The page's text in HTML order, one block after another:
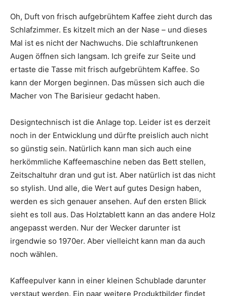
Oh, Duft von frisch aufgebrühtem Kaffee zieht durch das
Schlafzimmer. Es kitzelt mich an der Nase – und dieses
Mal ist es nicht der Nachwuchs. Die schlaftrunkenen
Augen öffnen sich langsam. Ich greife zur Seite und
ertaste die Tasse mit frisch aufgebrühtem Kaffee. So
kann der Morgen beginnen. Das müssen sich auch die
Macher von The Barisieur gedacht haben.
Designtechnisch ist die Anlage top. Leider ist es derzeit
noch in der Entwicklung und dürfte preislich auch nicht
so günstig sein. Natürlich kann man sich auch eine
herkömmliche Kaffeemaschine neben das Bett stellen,
Zeitschaltuhr dran und gut ist. Aber natürlich ist das nicht
so stylish. Und alle, die Wert auf gutes Design haben,
werden es sich genauer ansehen. Auf den ersten Blick
sieht es toll aus. Das Holztablett kann an das andere Holz
angepasst werden. Nur der Wecker darunter ist
irgendwie so 1970er. Aber vielleicht kann man da auch
noch wählen.
Kaffeepulver kann in einer kleinen Schublade darunter
verstaut werden. Ein paar weitere Produktbilder findet